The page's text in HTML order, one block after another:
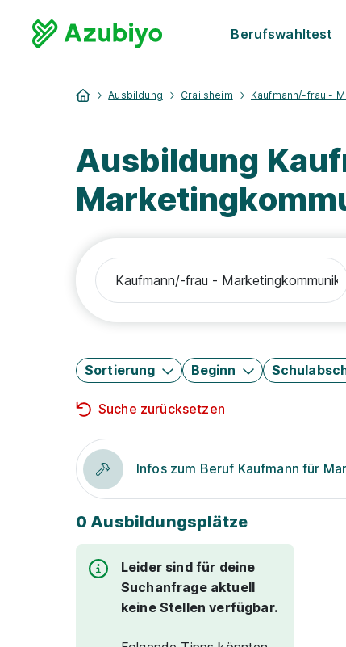
Berufswahltest
Ausbildung Crailsheim Kaufmann/-frau -
Ausbildung
Sortierung Beginn
Suche zurücksetzen
Infos zum Beruf Kaufmann für
0 Ausbildungsplätze
Leider sind für deine
Suchanfrage aktuell
keine Stellen verfügbar.